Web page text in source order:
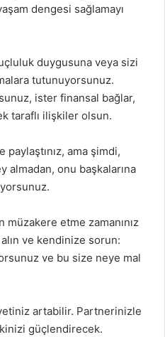
dengesi sağlamayı
duygusuna veya sizi
tutunuyorsunuz.
ister finansal bağlar,
taraflı ilişkiler olsun.
ama şimdi,
almadan, onu başkalarına
müzakere etme zamanınız
ve kendinize sorun:
ve bu size neye mal
artabilir. Partnerinizle
güçlendirecek.